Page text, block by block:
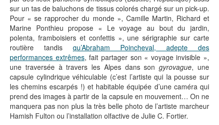
sur un tas de baluchons de tissus colorés chargé sur un pick-up.
Pour « se rapprocher du monde », Camille Martin, Richard et
Marine Ponthieu propose « Le voyage au bout du jardin,
polenta, framboisiers et confettis », une sérigraphie sur carte
routière tandis qu’Abraham Poincheval, adepte des
performances extrêmes, fait partager son « voyage invisible »,
une traversée à travers les Alpes dans songyrovague, une
capsule cylindrique véhiculable (c’est l’artiste qui la pousse sur
les chemins escarpés !) et habitable équipée d’une caméra qui
prend des images à partir de la capsule en mouvement… On ne
manquera pas non plus la très belle photo de l’artiste marcheur
Hamish Fulton ou l’installation olfactive de Julie C. Fortier.